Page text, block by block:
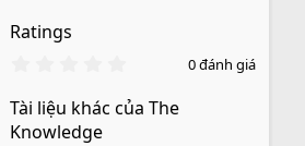
Ratings
0
0
0 đánh giá
Tài liệu khác của The
Knowledge